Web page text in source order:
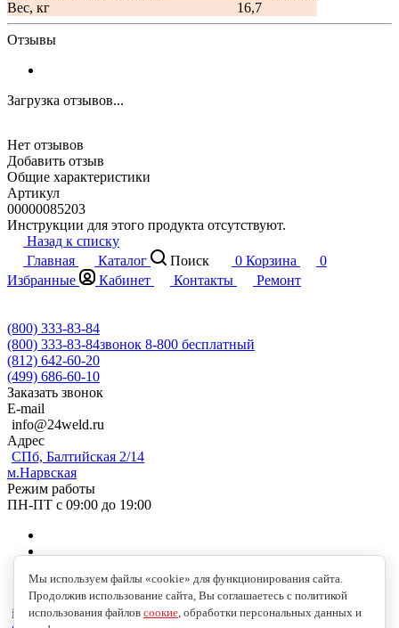
Вес, кг
16,7
Отзывы
Загрузка отзывов...
Нет отзывов
Добавить отзыв
Общие характеристики
Артикул
00000085203
Инструкции для этого продукта отсутствуют.
Назад к списку
Главная
Каталог Поиск 0 Корзина
0
Избранные
Кабинет Контакты Ремонт
(800) 333-83-84
(800) 333-83-84звонок 8-800 бесплатный
(812) 642-60-20
(499) 686-60-10
Заказать звонок
E-mail
info@24weld.ru
Адрес
СПб, Балтийская 2/14
м.Нарвская
Режим работы
ПН-ПТ с 09:00 до 19:00
info@24weld.ru
Мы используем файлы «cookie» для функционирования сайта.
Продолжив использование сайта, Вы соглашаетесь с политикой
использования файлов соокие, обработки персональных данных и